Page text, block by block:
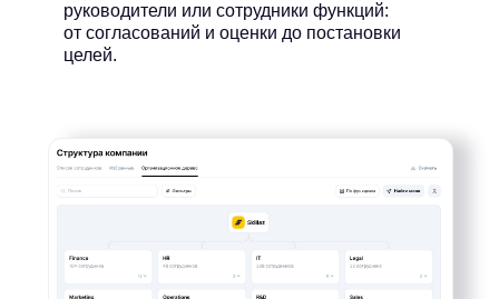
руководители или сотрудники функций:
от согласований и оценки до постановки
целей.